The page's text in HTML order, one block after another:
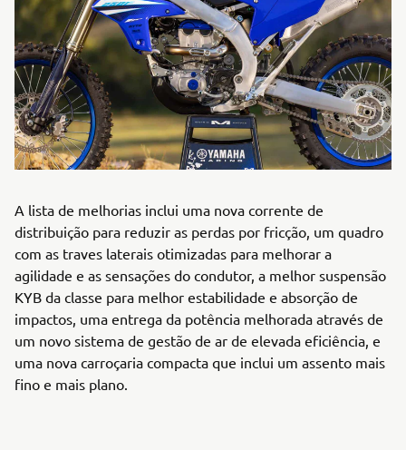
A lista de melhorias inclui uma nova corrente de
distribuição para reduzir as perdas por fricção, um quadro
com as traves laterais otimizadas para melhorar a
agilidade e as sensações do condutor, a melhor suspensão
KYB da classe para melhor estabilidade e absorção de
impactos, uma entrega da potência melhorada através de
um novo sistema de gestão de ar de elevada eficiência, e
uma nova carroçaria compacta que inclui um assento mais
fino e mais plano.